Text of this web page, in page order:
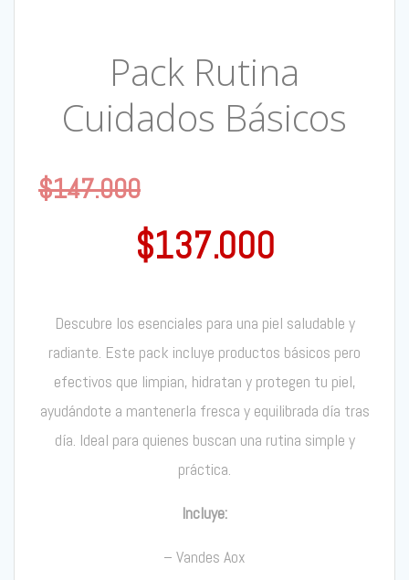
Pack Rutina
Cuidados Básicos
$147.000
$137.000
Descubre los esenciales para una piel saludable y
radiante. Este pack incluye productos básicos pero
efectivos que limpian, hidratan y protegen tu piel,
ayudándote a mantenerla fresca y equilibrada día tras
día. Ideal para quienes buscan una rutina simple y
práctica.
Incluye:
– Vandes Aox